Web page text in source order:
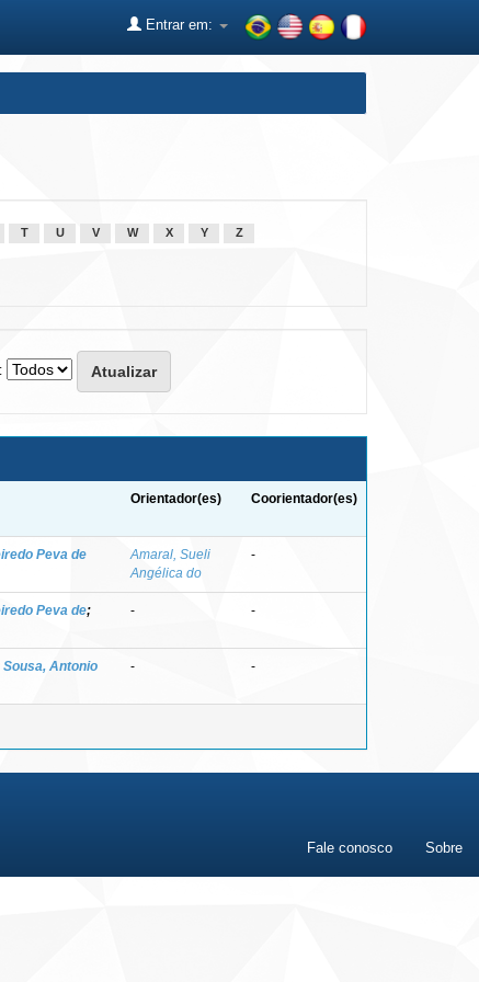
Entrar em:
T U V W X Y Z
Orientador(es) Coorientador(es)
Peva de
Amaral, Sueli
Angélica do
-
Peva de;
- -
Sousa, Antonio
- -
Fale conosco Sobre